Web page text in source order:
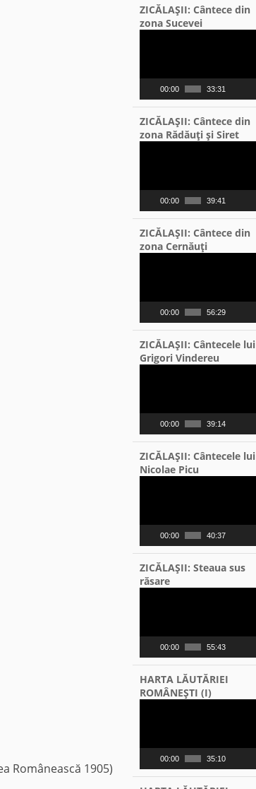
Românească 1905)
ZICĂLAŞII: Cântece din
zona Sucevei
00:00 33:31
ZICĂLAŞII: Cântece din
zona Rădăuţi şi Siret
00:00 39:41
ZICĂLAŞII: Cântece din
zona Cernăuţi
00:00 56:29
ZICĂLAŞII: Cântecele lui
Grigori Vindereu
00:00 39:14
ZICĂLAŞII: Cântecele lui
Nicolae Picu
00:00 40:37
ZICĂLAŞII: Steaua sus
răsare
00:00 55:43
HARTA LĂUTĂRIEI
ROMÂNEŞTI (I)
00:00 35:10